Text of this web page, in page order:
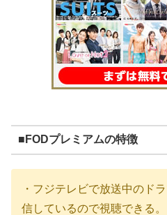
■FODプレミアムの特徴
・フジテレビで放送中のド
信しているので視聴できる。